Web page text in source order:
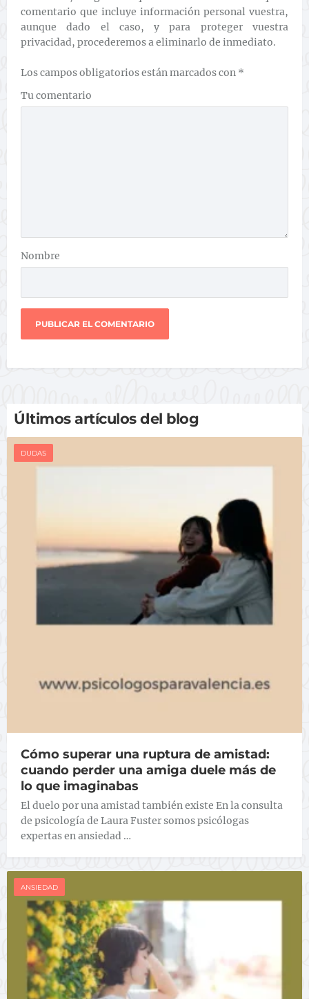
comentario que incluye información personal vuestra,
aunque dado el caso, y para proteger vuestra
privacidad, procederemos a eliminarlo de inmediato.
Los campos obligatorios están marcados con *
Tu comentario
Nombre
Últimos artículos del blog
DUDAS
Cómo superar una ruptura de amistad:
cuando perder una amiga duele más de
lo que imaginabas
El duelo por una amistad también existe En la consulta
de psicología de Laura Fuster somos psicólogas
expertas en ansiedad …
ANSIEDAD